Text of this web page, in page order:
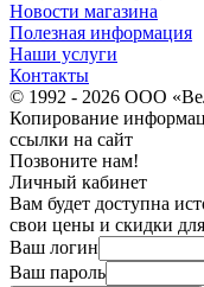
Новости магазина
Полезная информация
Наши услуги
Контакты
© 1992 - 2026 ООО
Копирование
ссылки на сайт
Позвоните нам!
Личный кабинет
Вам будет доступна
свои цены и скидки
Ваш логин
Ваш пароль